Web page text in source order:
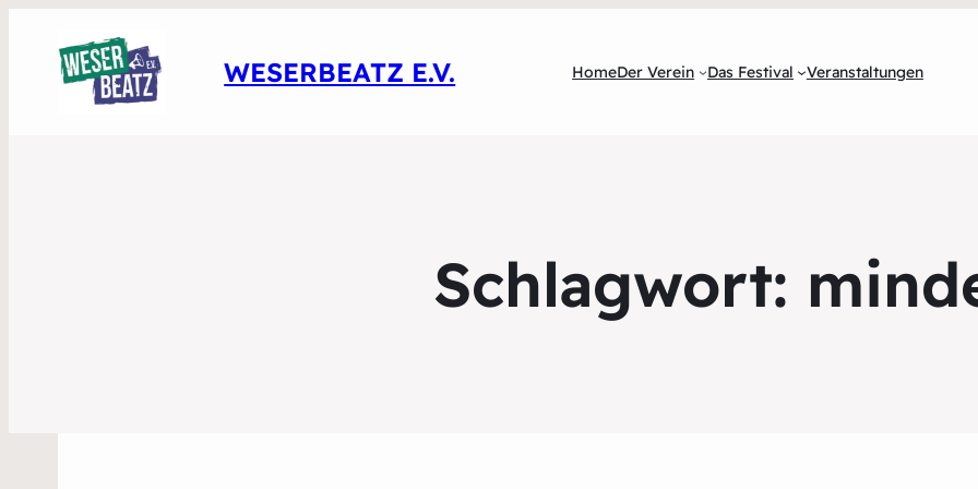
WESERBEATZ E.V. HomeDer Verein Das Festival Veranstaltungen
Schlagwort: